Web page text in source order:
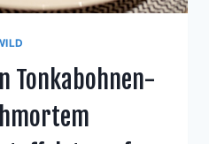
Tonkabohnen-